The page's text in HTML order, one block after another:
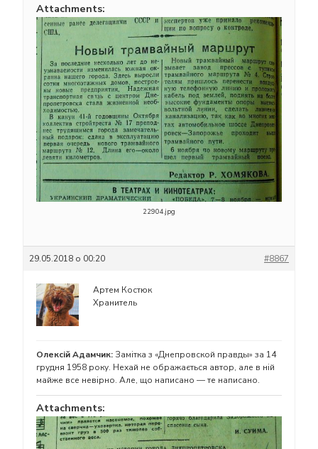
Attachments:
22904.jpg
29.05.2018 о 00:20 #8867
Артем Костюк
Хранитель
Олексій Адамчик: Замітка з «Днепровской правды» за 14
грудня 1958 року. Нехай не ображається автор, але в ній
майже все невірно. Але, що написано — те написано.
Attachments: